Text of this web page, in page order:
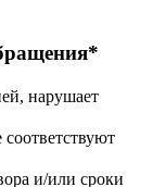
нарушает
и/или сроки